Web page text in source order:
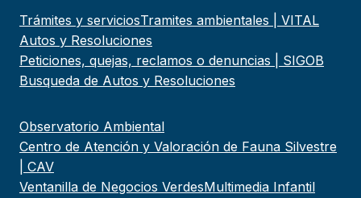
Trámites y serviciosTramites ambientales | VITAL
Autos y Resoluciones
Peticiones, quejas, reclamos o denuncias | SIGOB
Busqueda de Autos y Resoluciones
Observatorio Ambiental
Centro de Atención y Valoración de Fauna Silvestre
| CAV
Ventanilla de Negocios VerdesMultimedia Infantil